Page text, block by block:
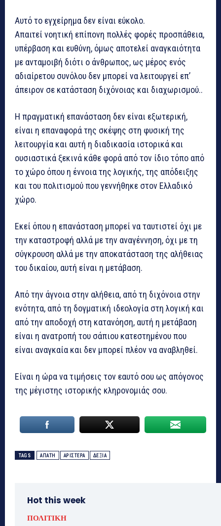
Αυτό το εγχείρημα δεν είναι εύκολο.
Απαιτεί νοητική επίπονη πολλές φορές προσπάθεια,
υπέρβαση και ευθύνη, όμως αποτελεί αναγκαιότητα
με ανταμοιβή διότι ο άνθρωπος, ως μέρος ενός
αδιαίρετου συνόλου δεν μπορεί να λειτουργεί επ’
άπειρον σε κατάσταση διχόνοιας και διαχωρισμού..
Η πραγματική επανάσταση δεν είναι εξωτερική,
είναι η επαναφορά της σκέψης στη φυσική της
λειτουργία και αυτή η διαδικασία ιστορικά και
ουσιαστικά ξεκινά κάθε φορά από τον ίδιο τόπο από
το χώρο όπου η έννοια της λογικής, της απόδειξης
και του πολιτισμού που γεννήθηκε στον Ελλαδικό
χώρο.
Εκεί όπου η επανάσταση μπορεί να ταυτιστεί όχι με
την καταστροφή αλλά με την αναγέννηση, όχι με τη
σύγκρουση αλλά με την αποκατάσταση της αλήθειας
του δικαίου, αυτή είναι η μετάβαση.
Από την άγνοια στην αλήθεια, από τη διχόνοια στην
ενότητα, από τη δογματική ιδεολογία στη λογική και
από την αποδοχή στη κατανόηση, αυτή η μετάβαση
είναι η ανατροπή του σάπιου κατεστημένου που
είναι αναγκαία και δεν μπορεί πλέον να αναβληθεί.
Είναι η ώρα να τιμήσεις τον εαυτό σου ως απόγονος
της μέγιστης ιστορικής κληρονομιάς σου.
TAGS ΑΠΑΤΗ ΑΡΙΣΤΕΡΑ ΔΕΞΙΑ
Hot this week
ΠΟΛΙΤΙΚΗ